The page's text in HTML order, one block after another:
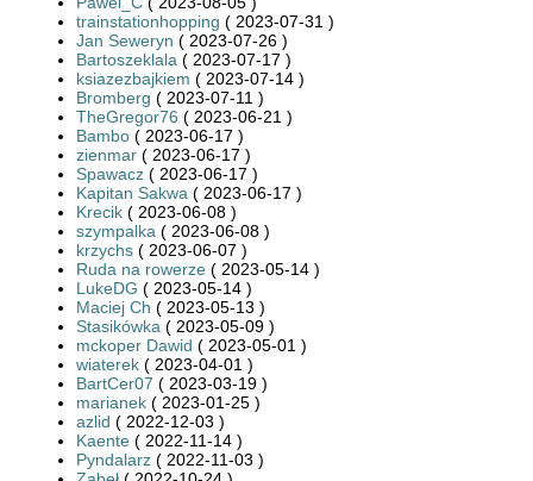
trainstationhopping ( 2023-07-31 )
Jan Seweryn ( 2023-07-26 )
Bartoszeklala ( 2023-07-17 )
ksiazezbajkiem ( 2023-07-14 )
Bromberg ( 2023-07-11 )
TheGregor76 ( 2023-06-21 )
Bambo ( 2023-06-17 )
zienmar ( 2023-06-17 )
Spawacz ( 2023-06-17 )
Kapitan Sakwa ( 2023-06-17 )
Krecik ( 2023-06-08 )
szympalka ( 2023-06-08 )
krzychs ( 2023-06-07 )
Ruda na rowerze ( 2023-05-14 )
LukeDG ( 2023-05-14 )
Maciej Ch ( 2023-05-13 )
Stasikówka ( 2023-05-09 )
mckoper Dawid ( 2023-05-01 )
wiaterek ( 2023-04-01 )
BartCer07 ( 2023-03-19 )
marianek ( 2023-01-25 )
azlid ( 2022-12-03 )
Kaente ( 2022-11-14 )
Pyndalarz ( 2022-11-03 )